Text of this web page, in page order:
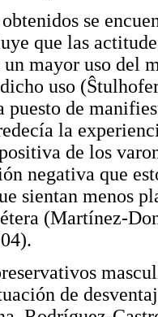
se
que las
mayor uso del
uso
puesto de
la
de los
negativa que
sientan menos
(Martínez-
de